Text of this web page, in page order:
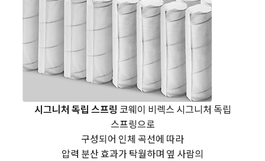
시그니처 독립 스프링 코웨이 비렉스 시그니처 독립
스프링으로
구성되어 인체 곡선에 따라
압력 분산 효과가 탁월하며 옆 사람의